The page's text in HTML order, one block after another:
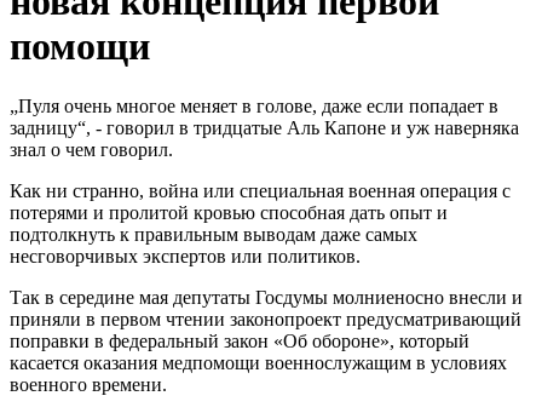
помощи
„Пуля очень многое меняет в голове, даже если попадает в
задницу“, - говорил в тридцатые Аль Капоне и уж наверняка
знал о чем говорил.
Как ни странно, война или специальная военная операция с
потерями и пролитой кровью способная дать опыт и
подтолкнуть к правильным выводам даже самых
несговорчивых экспертов или политиков.
Так в середине мая депутаты Госдумы молниеносно внесли и
приняли в первом чтении законопроект предусматривающий
поправки в федеральный закон «Об обороне», который
касается оказания медпомощи военнослужащим в условиях
военного времени.